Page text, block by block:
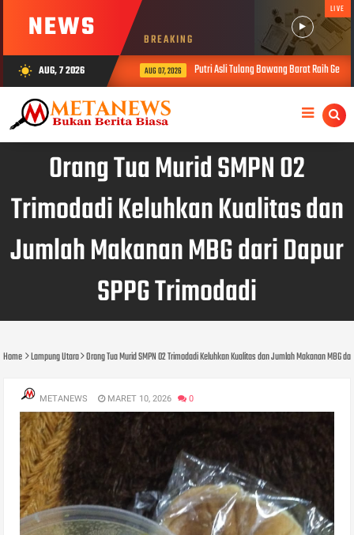
NEWS BREAKING
LIVE
wb_sunny AUG, 7 2026 AUG 07, 2026 Putri Asli Tulang Bawang Barat Raih
Orang Tua Murid SMPN 02
Trimodadi Keluhkan Kualitas dan
Jumlah Makanan MBG dari Dapur
SPPG Trimodadi
Home Lampung Utara Orang Tua Murid SMPN 02 Trimodadi Keluhkan Kualitas dan Jumlah Makanan MBG
METANEWS MARET 10, 2026 0